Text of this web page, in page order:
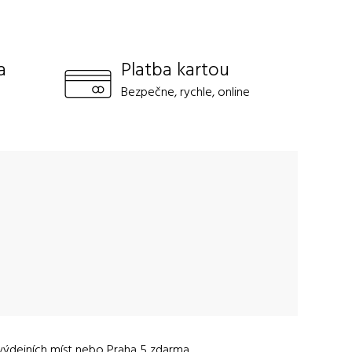
Platba kartou
Bezpečne, rychle, online